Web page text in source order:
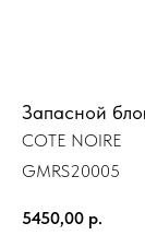
Запасной
COTE NOIRE
GMRS20005
5450,00 р.